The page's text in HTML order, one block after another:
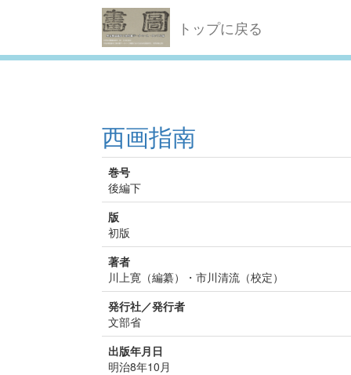
トップに戻る
西画指南
巻号
後編下
版
初版
著者
川上寛（編纂）・市川清流（校定）
発行社／発行者
文部省
出版年月日
明治8年10月